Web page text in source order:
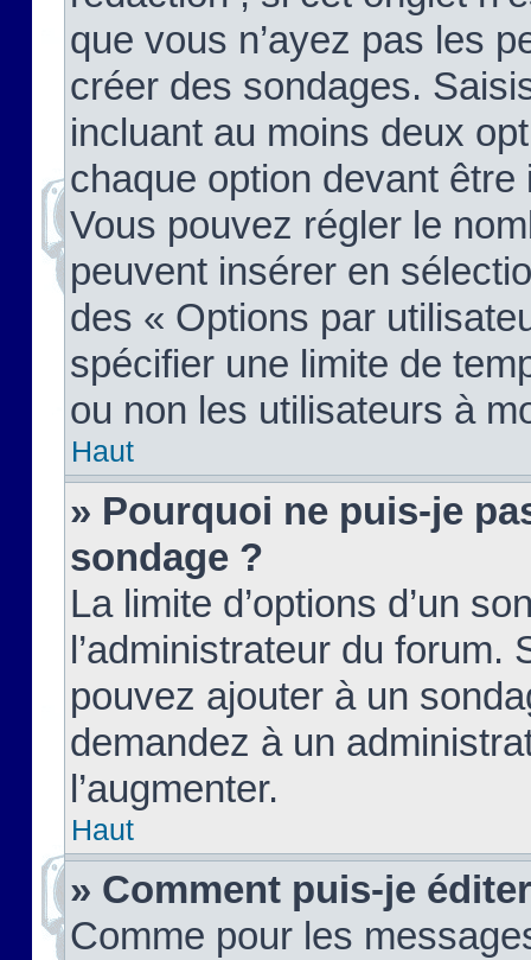
que vous n’ayez pas les
créer des sondages.
incluant au moins deux
chaque option devant
Vous pouvez régler le
peuvent insérer en
des « Options par
spécifier une limite de
ou non les utilisateurs à
Haut
» Pourquoi ne puis-je
sondage ?
La limite d’options d’un
l’administrateur du forum.
pouvez ajouter à un
demandez à un
l’augmenter.
Haut
» Comment puis-je
Comme pour les